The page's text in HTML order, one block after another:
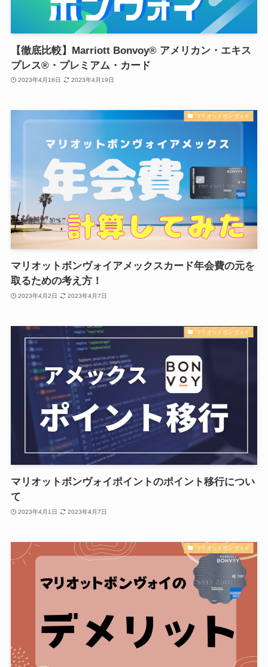
【徹底比較】Marriott Bonvoy® アメリカン・エキス
プレス®・プレミアム・カード
2023年4月16日 2023年4月19日
マリオットボンヴォイ
マリオットボンヴォイアメックスカード年会費の元を
取るための考え方！
2023年4月2日 2023年4月7日
マリオットボンヴォイ
マリオットボンヴォイポイントのポイント移行につい
て
2023年4月1日 2023年4月7日
マリオットボンヴォイ